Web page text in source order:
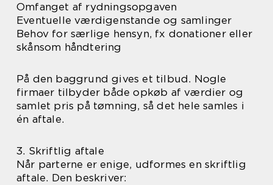
Omfanget af rydningsopgaven
Eventuelle værdigenstande og samlinger
Behov for særlige hensyn, fx donationer eller
skånsom håndtering
På den baggrund gives et tilbud. Nogle
firmaer tilbyder både opkøb af værdier og
samlet pris på tømning, så det hele samles i
én aftale.
3. Skriftlig aftale
Når parterne er enige, udformes en skriftlig
aftale. Den beskriver: